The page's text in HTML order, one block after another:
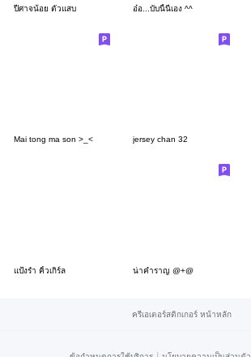
ปีศาจน้อย ตัวแสบ อ๋อ...บับนี้นี่เอง ^^
Mai tong ma son >_< jersey chan 32
แป้งร่ำ คิ้วเกิร์ล น่าคำราญ @+@
ครีเอเตอร์สติกเกอร์ หน้าหลัก